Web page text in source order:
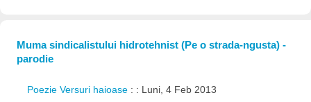
Muma sindicalistului hidrotehnist (Pe o strada-ngusta) -
parodie
Poezie Versuri haioase : : Luni, 4 Feb 2013